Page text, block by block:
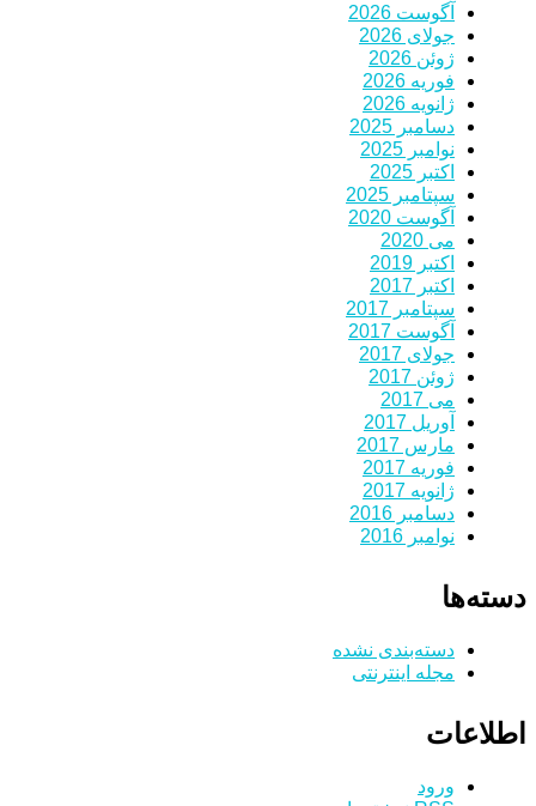
آگوست 2026
جولای 2026
ژوئن 2026
فوریه 2026
ژانویه 2026
دسامبر 2025
نوامبر 2025
اکتبر 2025
سپتامبر 2025
آگوست 2020
می 2020
اکتبر 2019
اکتبر 2017
سپتامبر 2017
آگوست 2017
جولای 2017
ژوئن 2017
می 2017
آوریل 2017
مارس 2017
فوریه 2017
ژانویه 2017
دسامبر 2016
نوامبر 2016
دسته‌ها
دسته‌بندی نشده
مجله اینترنتی
اطلاعات
ورود